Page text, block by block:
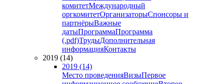
комитетМеждународный
оргкомитетОрганизаторыСпонсоры и
партнёрыВажные
датыПрограммаПрограмма
(.pdf)ТрудыДополнительная
информацияКонтакты
2019 (14)
2019 (14)
Место проведенияВизыПервое